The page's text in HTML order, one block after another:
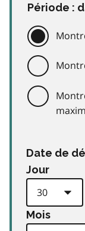
Période :
Date de
Jour
Mois